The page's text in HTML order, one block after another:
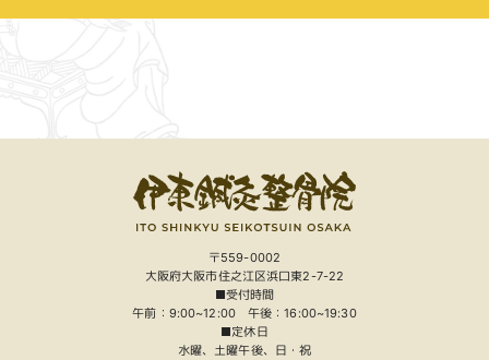
〒559-0002
大阪府大阪市住之江区浜口東2-7-22
■受付時間
午前：9:00~12:00 午後：16:00~19:30
■定休日
水曜、土曜午後、日・祝